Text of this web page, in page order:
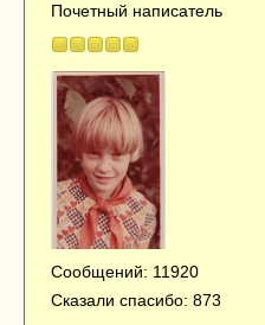
Почетный написатель
Сообщений: 11920
Сказали спасибо: 873